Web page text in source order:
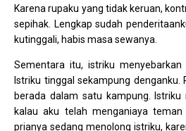
Karena rupaku yang tidak keruan,
sepihak. Lengkap sudah
kutinggali, habis masa sewanya.
Sementara itu, istriku
Istriku tinggal sekampung denganku.
berada dalam satu kampung.
kalau aku telah menganiaya
prianya sedang menolong istriku,